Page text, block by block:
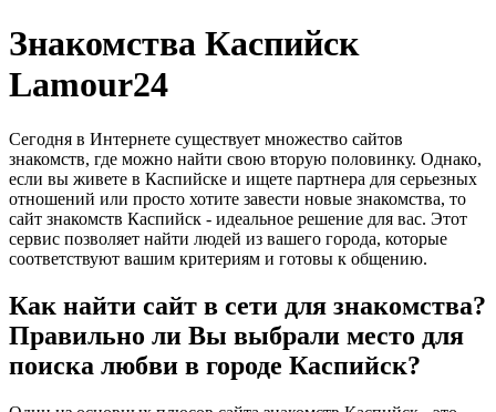
Знакомства Каспийск
Lamour24
Сегодня в Интернете существует множество сайтов
знакомств, где можно найти свою вторую половинку. Однако,
если вы живете в Каспийске и ищете партнера для серьезных
отношений или просто хотите завести новые знакомства, то
сайт знакомств Каспийск - идеальное решение для вас. Этот
сервис позволяет найти людей из вашего города, которые
соответствуют вашим критериям и готовы к общению.
Как найти сайт в сети для знакомства?
Правильно ли Вы выбрали место для
поиска любви в городе Каспийск?